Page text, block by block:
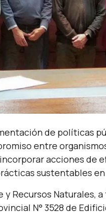
de políticas
entre
acciones de
sustentables
Recursos Naturales,
N° 3528 de